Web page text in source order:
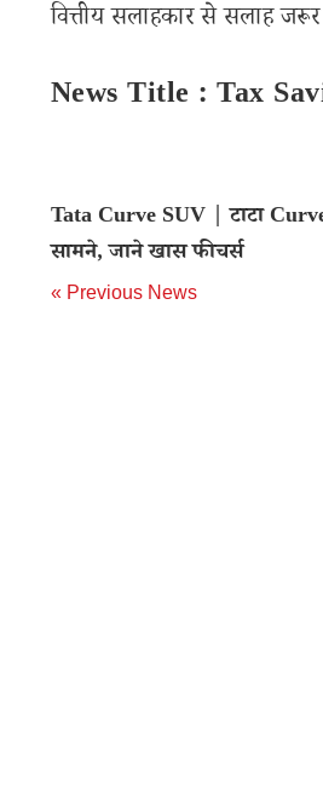
वित्तीय सलाहकार से सलाह
News Title : Tax
Tata Curve SUV | टाटा
सामने, जाने खास फीचर्स
« Previous News